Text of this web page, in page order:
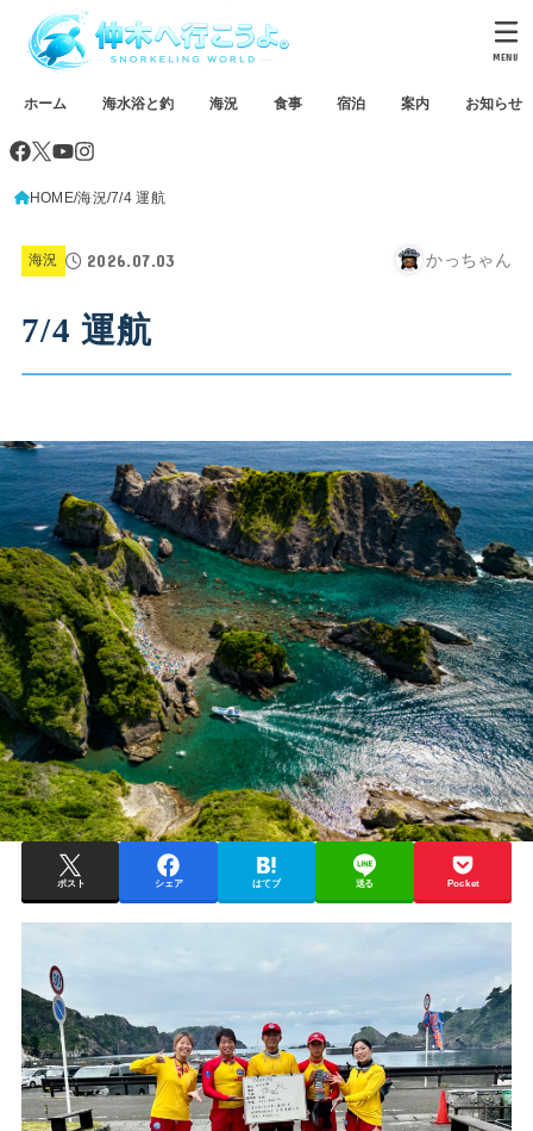
ホーム 海水浴と釣 海況 食事 宿泊 案内 お知らせ
MENU
HOME 海況 7/4 運航
海況 2026.07.03 かっちゃん
7/4 運航
ポスト シェア はてブ 送る Pocket